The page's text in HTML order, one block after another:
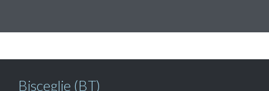
Bisceglie (BT)